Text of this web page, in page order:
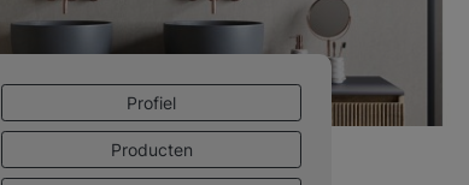
Profiel
Producten